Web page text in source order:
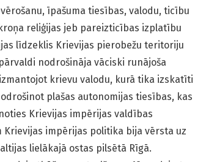
īpašuma tiesības, valodu, ticību
reliģijas jeb pareizticības izplatību
līdzeklis Krievijas pierobežu teritoriju
nodrošināja vāciski runājoša
krievu valodu, kurā tika izskatīti
plašas autonomijas tiesības, kas
Krievijas impērijas valdības
impērijas politika bija vērsta uz
lielākajā ostas pilsētā Rīgā.